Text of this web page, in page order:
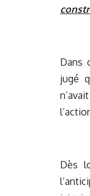
Dans
jugé
Dès